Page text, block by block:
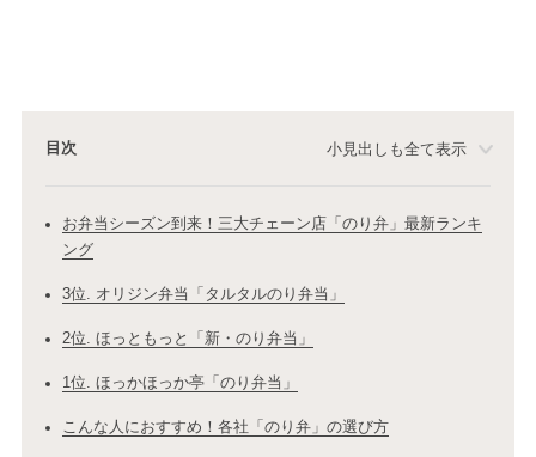
目次 小見出しも全て表示
お弁当シーズン到来！三大チェーン店「のり弁」最新ランキ
ング
3位. オリジン弁当「タルタルのり弁当」
2位. ほっともっと「新・のり弁当」
1位. ほっかほっか亭「のり弁当」
こんな人におすすめ！各社「のり弁」の選び方